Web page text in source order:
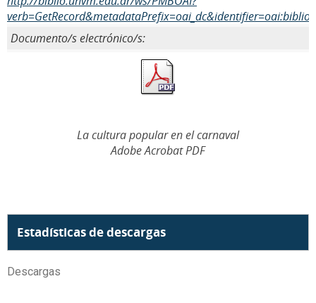
Documento/s electrónico/s:
La cultura popular en el carnaval
Adobe Acrobat PDF
Estadísticas de descargas
Descargas